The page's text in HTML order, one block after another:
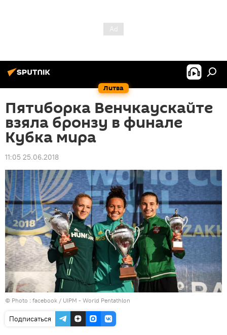
Литва
Пятиборка Венчкаускайте
взяла бронзу в финале
Кубка мира
11:05 25.06.2018
© Photo :
Подписаться